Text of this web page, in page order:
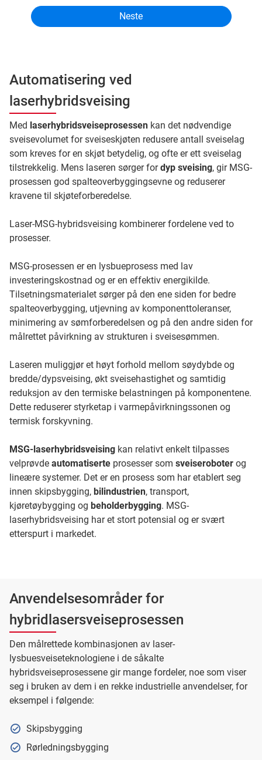
Automatisering ved
laserhybridsveising
Med laserhybridsveiseprosessen kan det nødvendige
sveisevolumet for sveiseskjøten redusere antall sveiselag
som kreves for en skjøt betydelig, og ofte er ett sveiselag
tilstrekkelig. Mens laseren sørger fordyp sveising, gir MSG-
prosessen god spalteoverbyggingsevne og reduserer
kravene til skjøteforberedelse.
Laser-MSG-hybridsveising kombinerer fordelene ved to
prosesser.
MSG-prosessen er en lysbueprosess med lav
investeringskostnad og er en effektiv energikilde.
Tilsetningsmaterialet sørger på den ene siden for bedre
spalteoverbygging, utjevning av komponenttoleranser,
minimering av sømforberedelsen og på den andre siden for
målrettet påvirkning av strukturen i sveisesømmen.
Laseren muliggjør et høyt forhold mellom søydybde og
bredde/dypsveising, økt sveisehastighet og samtidig
reduksjon av den termiske belastningen på komponentene.
Dette reduserer styrketap i varmepåvirkningssonen og
termisk forskyvning.
MSG-laserhybridsveising kan relativt enkelt tilpasses
velprøvde automatiserte prosesser som sveiseroboter og
lineære systemer. Det er en prosess som har etablert seg
innen skipsbygging, bilindustrien, transport,
kjøretøybygging og beholderbygging. MSG-
laserhybridsveising har et stort potensial og er svært
etterspurt i markedet.
Anvendelsesområder for
hybridlasersveiseprosessen
Den målrettede kombinasjonen av laser-
lysbuesveiseteknologiene i de såkalte
hybridsveiseprosessene gir mange fordeler, noe som viser
seg i bruken av dem i en rekke industrielle anvendelser, for
eksempel i følgende:
Skipsbygging
Rørledningsbygging